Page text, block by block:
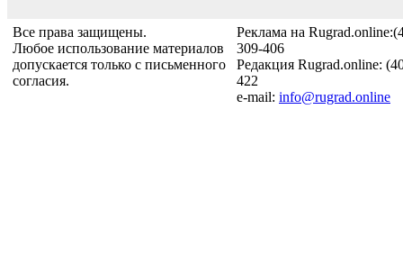
Все права защищены.
Любое использование материалов
допускается только с письменного
согласия.
Реклама на
309-406
Редакция Rugrad.online:
422
e-mail: info@rugrad.online